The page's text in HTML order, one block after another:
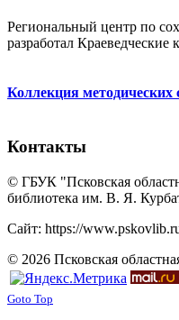
Региональный центр по
разработал
Коллекция методических
Контакты
© ГБУК "Псковская
библиотека им. В. Я.
Сайт: https://
© 2026 Псковская
Goto Top